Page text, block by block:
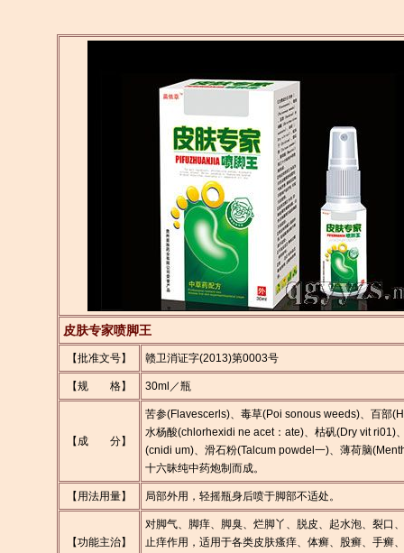
皮肤专家喷脚王
【批准文号】 赣卫消证字(2013)第0003号
【规 格】 30ml／瓶
【成 分】
苦参(Flavescerls)、毒草(Poi sonous weeds)、百部
水杨酸(chlorhexidi ne acet：ate)、枯矾(Dry vit ri01)
(cnidi um)、滑石粉(Talcum powdel一)、薄荷脑
十六昧纯中药炮制而成。
【用法用量】 局部外用，轻摇瓶身后喷于脚部不适处。
【功能主治】
对脚气、脚痒、脚臭、烂脚丫、脱皮、起水泡、裂口
止痒作用，适用于各类皮肤瘙痒、体癣、股癣、手癣